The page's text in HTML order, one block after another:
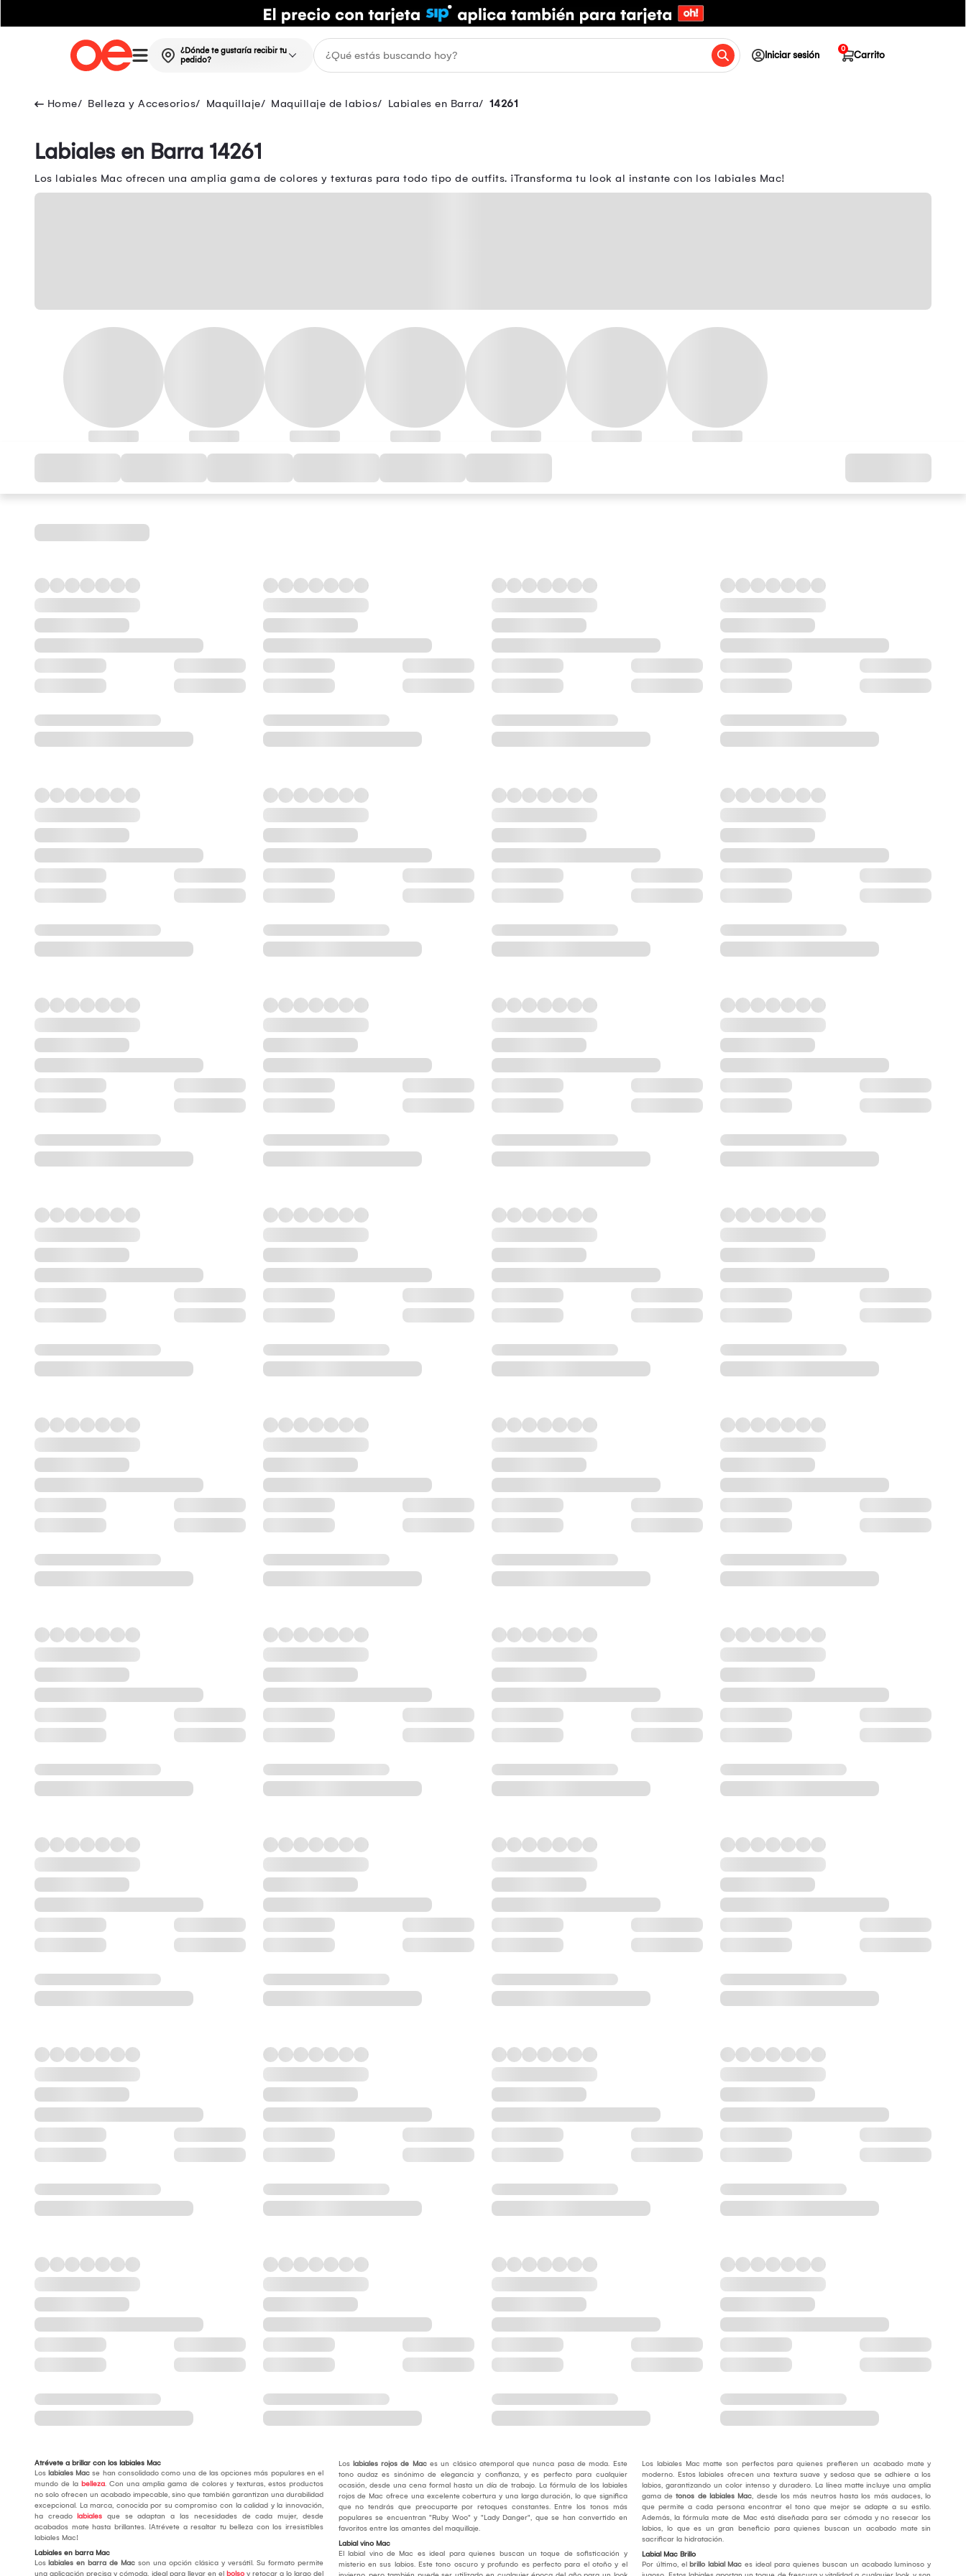
¿Dónde te gustaría recibir tu
pedido?
Iniciar sesión Carrito
0
Belleza y Accesorios Maquillaje Maquillaje de labios Labiales en Barra 14261
Labiales en Barra 14261
Los labiales Mac ofrecen una amplia gama de colores y texturas para todo tipo de outfits. ¡Transforma tu look al instante con los labiales Mac!
Atrévete a brillar con los labiales Mac
Los labiales Mac se han consolidado como una de las opciones más populares en el
mundo de la belleza. Con una amplia gama de colores y texturas, estos productos
no solo ofrecen un acabado impecable, sino que también garantizan una durabilidad
excepcional. La marca, conocida por su compromiso con la calidad y la innovación,
ha creado
labiales que se adaptan a las necesidades de cada mujer, desde
acabados mate hasta brillantes. ¡Atrévete a resaltar tu belleza con los irresistibles
labiales Mac!
Labiales en barra Mac
Los labiales en barra de Mac son una opción clásica y versátil. Su formato permite
una aplicación precisa y cómoda, ideal para llevar en el bolso y retocar a lo largo del
Los labiales rojos de Maces un clásico atemporal que nunca pasa de moda. Este
tono audaz es sinónimo de elegancia y confianza, y es perfecto para cualquier
ocasión, desde una cena formal hasta un día de trabajo. La fórmula de los labiales
rojos de Mac ofrece una excelente cobertura y una larga duración, lo que significa
que no tendrás que preocuparte por retoques constantes. Entre los tonos más
populares se encuentran "Ruby Woo" y "Lady Danger", que se han convertido en
favoritos entre las amantes del maquillaje.
Labial vino Mac
El labial vino de Mac es ideal para quienes buscan un toque de sofisticación y
misterio en sus labios. Este tono oscuro y profundo es perfecto para el otoño y el
Los labiales Mac matte son perfectos para quienes prefieren un acabado mate y
moderno. Estos labiales ofrecen una textura suave y sedosa que se adhiere a los
labios, garantizando un color intenso y duradero. La línea matte incluye una amplia
gama detonos de labiales Mac, desde los más neutros hasta los más audaces, lo
que permite a cada persona encontrar el tono que mejor se adapte a su estilo.
Además, la fórmula mate de Mac está diseñada para ser cómoda y no resecar los
labios, lo que es un gran beneficio para quienes buscan un acabado mate sin
sacrificar la hidratación.
Labial Mac Brillo
Por último, el brillo labial Mac es ideal para quienes buscan un acabado luminoso y